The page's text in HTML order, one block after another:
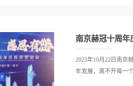
象。若有相应记录，
TENSOR 系列开机接
器湿度若仪器右
要更换干燥剂检查信
南京赫冠十周年
2023年10月22日南京
年发展，离不开每一